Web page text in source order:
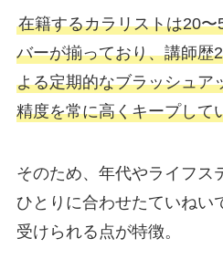
在籍するカラリストは20
バーが揃っており、講師歴
よる定期的なブラッシュア
精度を常に高くキープして
そのため、年代やライフス
ひとりに合わせたていねい
受けられる点が特徴。